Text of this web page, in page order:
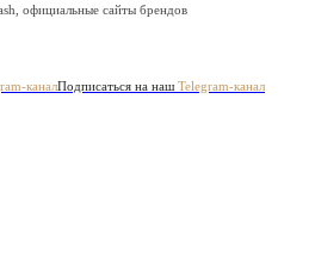
официальные сайты брендов
каналПодписаться на наш Telegram-канал